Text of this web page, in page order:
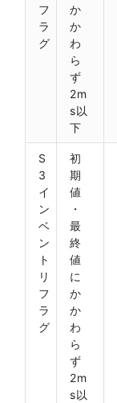
フ
ラ
グ
か
か
わ
ら
ず
2m
s以
下
S
3
イ
ン
ベ
ン
ト
リ
フ
ラ
グ
初
期
値
・
最
終
値
に
か
か
わ
ら
ず
2m
s以